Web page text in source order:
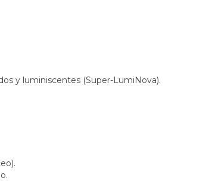
y luminiscentes (Super-LumiNova).